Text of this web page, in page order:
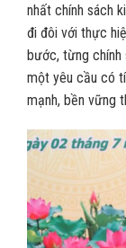
nhất chính sách
đi đôi với thực
bước, từng chính
một yêu cầu có
mạnh, bền vững